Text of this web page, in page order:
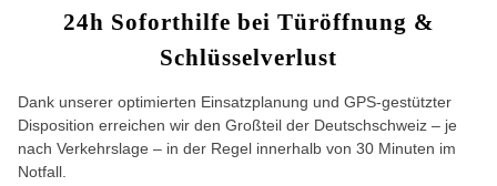
24h Soforthilfe bei Türöffnung &
Schlüsselverlust
Dank unserer optimierten Einsatzplanung und GPS-gestützter
Disposition erreichen wir den Großteil der Deutschschweiz – je
nach Verkehrslage – in der Regel innerhalb von 30 Minuten im
Notfall.